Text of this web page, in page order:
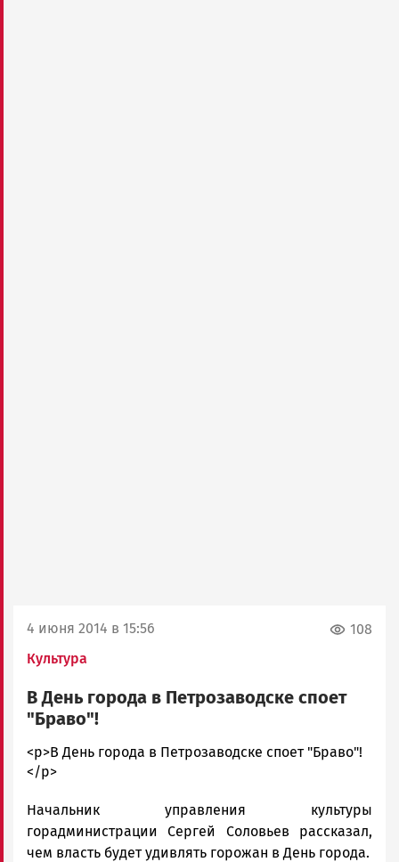
4 июня 2014 в 15:56
Культура
108
В День города в Петрозаводске споет
"Браво"!
admintimur
Новости
и
Карелии
|
<p>В День города в Петрозаводске споет "Браво"!
</p>
Начальник управления культуры
горадминистрации Сергей Соловьев рассказал,
чем власть будет удивлять горожан в День города.